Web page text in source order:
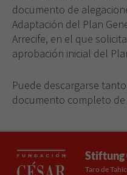
documento de
Adaptación del Plan
Arrecife, en el que
aprobación inicial del
Puede descargarse
documento completo de
Stiftung
Taro de